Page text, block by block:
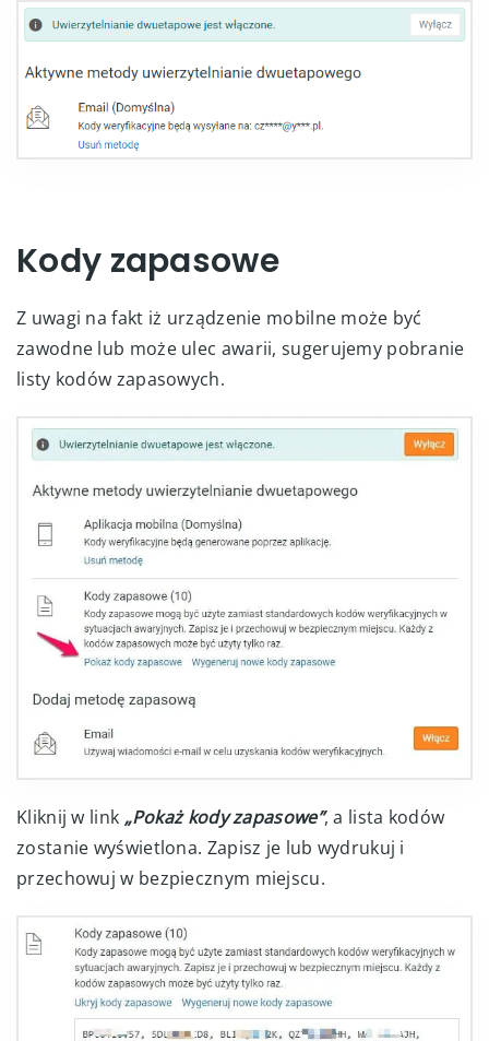
Kody zapasowe
Z uwagi na fakt iż urządzenie mobilne może być
zawodne lub może ulec awarii, sugerujemy pobranie
listy kodów zapasowych.
Kliknij w link „Pokaż kody zapasowe”, a lista kodów
zostanie wyświetlona. Zapisz je lub wydrukuj i
przechowuj w bezpiecznym miejscu.